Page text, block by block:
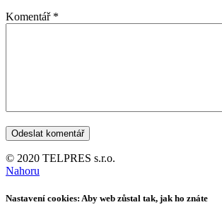
Komentář *
© 2020 TELPRES s.r.o.
Nahoru
Nastavení cookies: Aby web zůstal tak, jak ho znáte